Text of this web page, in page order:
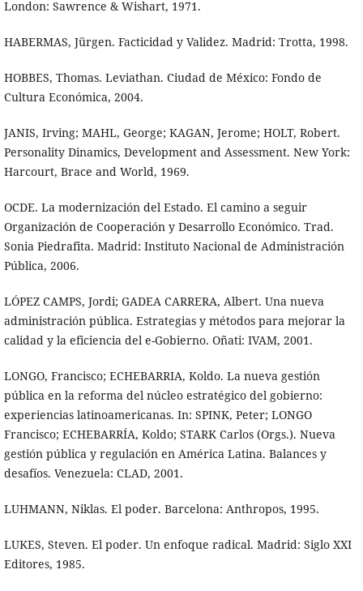
London: Sawrence & Wishart, 1971.
HABERMAS, Jürgen. Facticidad y Validez. Madrid: Trotta, 1998.
HOBBES, Thomas. Leviathan. Ciudad de México: Fondo de
Cultura Económica, 2004.
JANIS, Irving; MAHL, George; KAGAN, Jerome; HOLT, Robert.
Personality Dinamics, Development and Assessment. New York:
Harcourt, Brace and World, 1969.
OCDE. La modernización del Estado. El camino a seguir
Organización de Cooperación y Desarrollo Económico. Trad.
Sonia Piedrafita. Madrid: Instituto Nacional de Administración
Pública, 2006.
LÓPEZ CAMPS, Jordi; GADEA CARRERA, Albert. Una nueva
administración pública. Estrategias y métodos para mejorar la
calidad y la eficiencia del e-Gobierno. Oñati: IVAM, 2001.
LONGO, Francisco; ECHEBARRIA, Koldo. La nueva gestión
pública en la reforma del núcleo estratégico del gobierno:
experiencias latinoamericanas. In: SPINK, Peter; LONGO
Francisco; ECHEBARRÍA, Koldo; STARK Carlos (Orgs.). Nueva
gestión pública y regulación en América Latina. Balances y
desafíos. Venezuela: CLAD, 2001.
LUHMANN, Niklas. El poder. Barcelona: Anthropos, 1995.
LUKES, Steven. El poder. Un enfoque radical. Madrid: Siglo XXI
Editores, 1985.